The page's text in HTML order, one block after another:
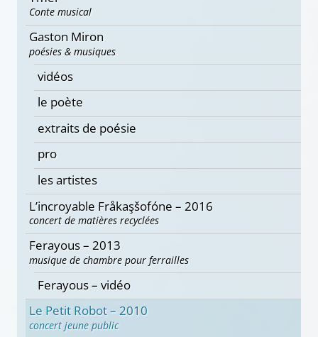
Conte musical
Gaston Miron
poésies & musiques
vidéos
le poète
extraits de poésie
pro
les artistes
L’incroyable Fråkaşšofóne – 2016
concert de matières recyclées
Ferayous – 2013
musique de chambre pour ferrailles
Ferayous – vidéo
Le Petit Robot – 2010
concert jeune public